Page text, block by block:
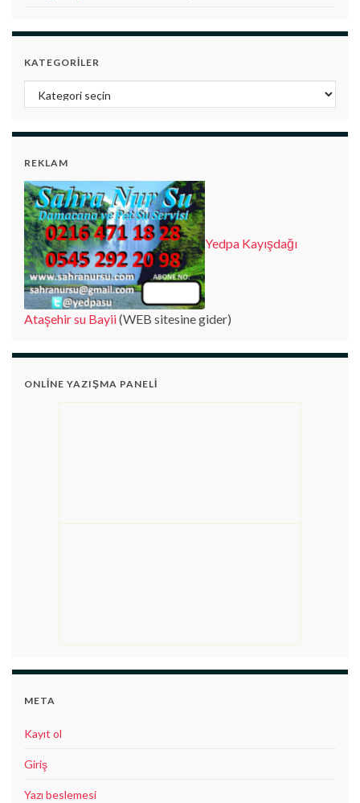
KATEGORILER
Kategoriler
REKLAM
Yedpa Kayışdağı
Ataşehir su Bayii(WEB sitesine gider)
ONLINE YAZIŞMA PANELI
META
Kayıt ol
Giriş
Yazı beslemesi